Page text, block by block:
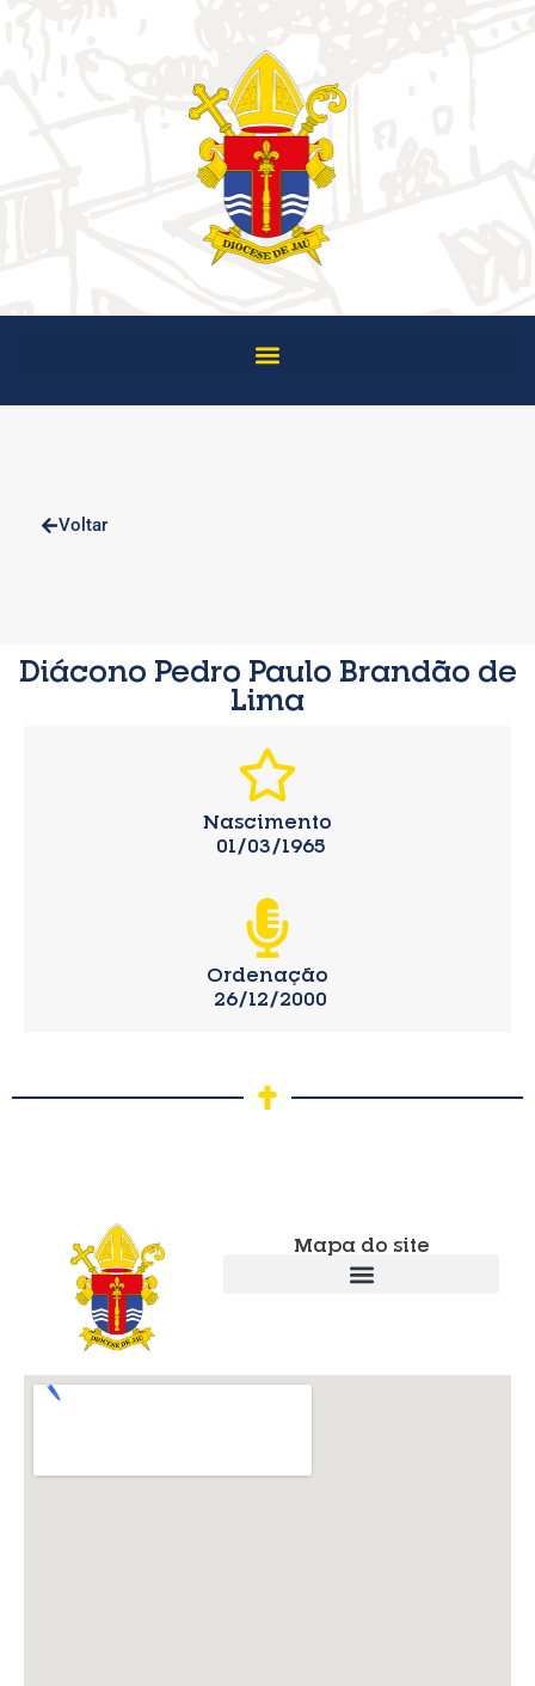
Voltar
Diácono Pedro Paulo Brandão de
Lima
Nascimento
01/03/1965
Ordenação
26/12/2000
Mapa do site